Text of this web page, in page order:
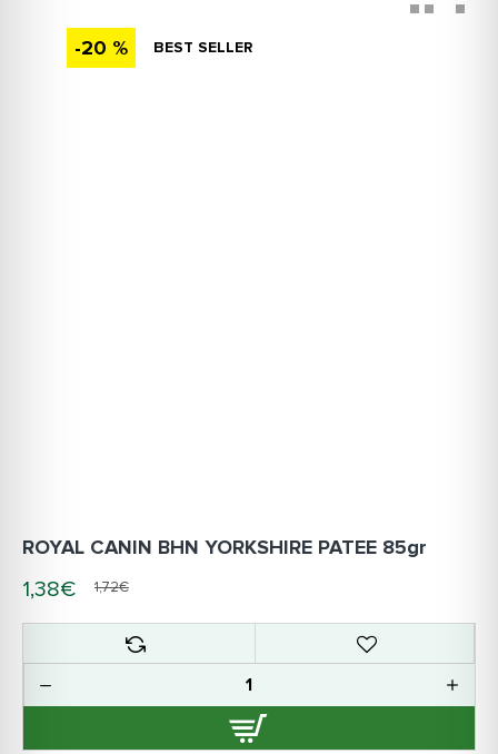
BEST SELLER
-20 %
ROYAL CANIN BHN YORKSHIRE PATEE 85gr
1,38€ 1,72€